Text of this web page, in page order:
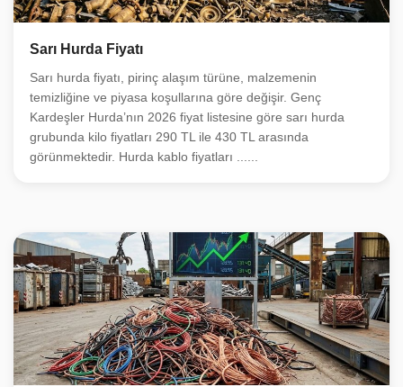
Sarı Hurda Fiyatı
Sarı hurda fiyatı, pirinç alaşım türüne, malzemenin
temizliğine ve piyasa koşullarına göre değişir. Genç
Kardeşler Hurda’nın 2026 fiyat listesine göre sarı hurda
grubunda kilo fiyatları 290 TL ile 430 TL arasında
görünmektedir. Hurda kablo fiyatları ......